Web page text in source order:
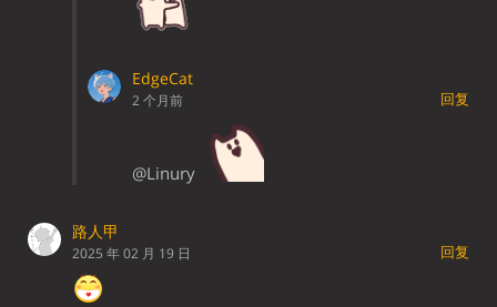
EdgeCat
回复
2 个月前
@Linury
路人甲
回复
2025 年 02 月 19 日